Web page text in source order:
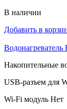
В наличии
Добавить в
Накопительные
USB-разъем для
Wi-Fi модуль Нет